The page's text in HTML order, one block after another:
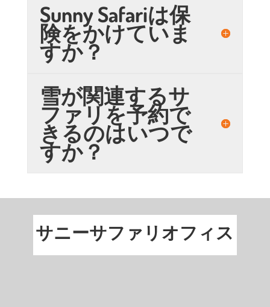
Sunny Safariは保
険をかけていま
すか？
雪が関連するサ
ファリを予約で
きるのはいつで
すか？
サニーサファリオフィス